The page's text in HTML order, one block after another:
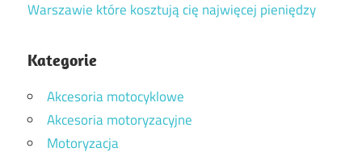
Warszawie które kosztują cię najwięcej pieniędzy
Kategorie
Akcesoria motocyklowe
Akcesoria motoryzacyjne
Motoryzacja